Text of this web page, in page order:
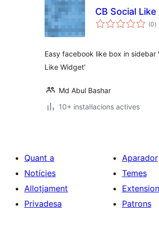
CB Social Like
(0)
Easy facebook like box in
Like Widget'
Md Abul Bashar
10+ instal·lacions actives
Quant a
Notícies
Allotjament
Privadesa
Aparador
Temes
Patrons